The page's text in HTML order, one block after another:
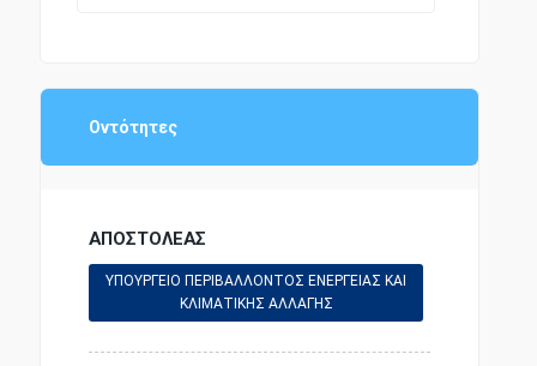
ΤΥΠΟΣ ΚΑΙ ΤΟΥΡΙΣΜΟΣ
ΕΘΝΙΚΗ ΟΙΚΟΝΟΜΙΑ
Οντότητες
ΑΠΟΣΤΟΛΕΑΣ
ΥΠΟΥΡΓΕΙΟ ΠΕΡΙΒΑΛΛΟΝΤΟΣ ΕΝΕΡΓΕΙΑΣ ΚΑΙ
ΚΛΙΜΑΤΙΚΗΣ ΑΛΛΑΓΗΣ